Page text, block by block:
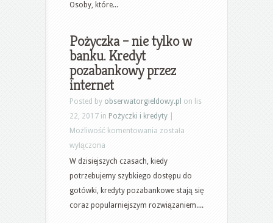
lat
Osoby, które...
Pożyczka – nie tylko w
banku. Kredyt
pozabankowy przez
internet
Posted by obserwatorgieldowy.pl on lis
22, 2017 in Pożyczki i kredyty
Możliwość komentowania Pożyczka
nie
tylko
w
banku.
została
wyłączona
W dzisiejszych czasach, kiedy
potrzebujemy szybkiego dostępu do
gotówki, kredyty pozabankowe stają się
coraz popularniejszym rozwiązaniem....